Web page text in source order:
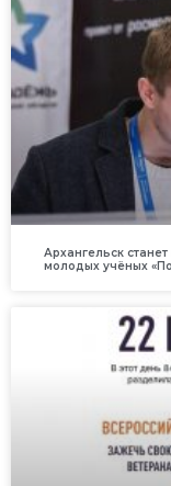
Архангельск
молодых учёных